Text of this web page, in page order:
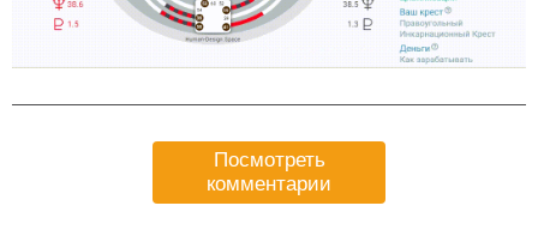
Посмотреть
комментарии